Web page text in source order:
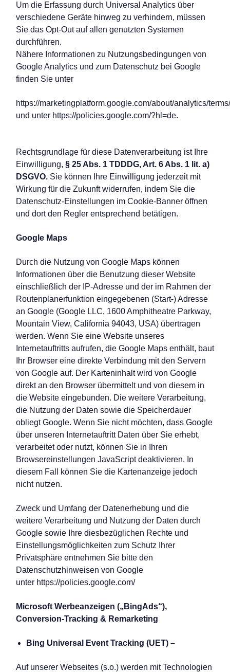
Um die Erfassung durch Universal Analytics über
verschiedene Geräte hinweg zu verhindern, müssen
Sie das Opt-Out auf allen genutzten Systemen
durchführen.
Nähere Informationen zu Nutzungsbedingungen von
Google Analytics und zum Datenschutz bei Google
finden Sie unter
https://marketingplatform.google.com/about/analytics/
und unter https://policies.google.com/?hl=de.
Rechtsgrundlage für diese Datenverarbeitung ist Ihre
Einwilligung, § 25 Abs. 1 TDDDG, Art. 6 Abs. 1 lit. a)
DSGVO. Sie können Ihre Einwilligung jederzeit mit
Wirkung für die Zukunft widerrufen, indem Sie die
Datenschutz-Einstellungen im Cookie-Banner öffnen
und dort den Regler entsprechend betätigen.
Google Maps
Durch die Nutzung von Google Maps können
Informationen über die Benutzung dieser Website
einschließlich der IP-Adresse und der im Rahmen der
Routenplanerfunktion eingegebenen (Start-) Adresse
an Google (Google LLC, 1600 Amphitheatre Parkway,
Mountain View, California 94043, USA) übertragen
werden. Wenn Sie eine Website unseres
Internetauftritts aufrufen, die Google Maps enthält, baut
Ihr Browser eine direkte Verbindung mit den Servern
von Google auf. Der Karteninhalt wird von Google
direkt an den Browser übermittelt und von diesem in
die Website eingebunden. Die weitere Verarbeitung,
die Nutzung der Daten sowie die Speicherdauer
obliegt Google. Wenn Sie nicht möchten, dass Google
über unseren Internetauftritt Daten über Sie erhebt,
verarbeitet oder nutzt, können Sie in Ihren
Browsereinstellungen JavaScript deaktivieren. In
diesem Fall können Sie die Kartenanzeige jedoch
nicht nutzen.
Zweck und Umfang der Datenerhebung und die
weitere Verarbeitung und Nutzung der Daten durch
Google sowie Ihre diesbezüglichen Rechte und
Einstellungsmöglichkeiten zum Schutz Ihrer
Privatsphäre entnehmen Sie bitte den
Datenschutzhinweisen von Google
unter https://policies.google.com/
Microsoft Werbeanzeigen („BingAds“),
Conversion-Tracking & Remarketing
Bing Universal Event Tracking (UET) –
Auf unserer Webseites (s.o.) werden mit Technologien